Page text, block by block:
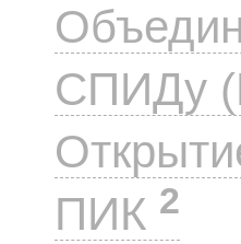
СПИДу
ПИК 2